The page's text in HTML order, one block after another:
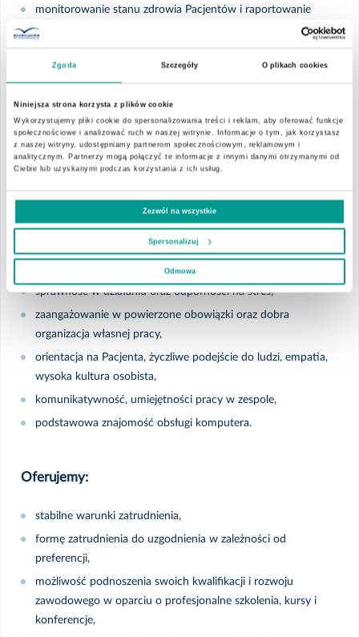
Zgoda Szczegóły O plikach cookies
Niniejsza strona korzysta z plików cookie
Wykorzystujemy pliki cookie do spersonalizowania treści i reklam, aby oferować funkcje
społecznościowe i analizować ruch w naszej witrynie. Informacje o tym, jak korzystasz
z naszej witryny, udostępniamy partnerom społecznościowym, reklamowym i
analitycznym. Partnerzy mogą połączyć te informacje z innymi danymi otrzymanymi od
Ciebie lub uzyskanymi podczas korzystania z ich usług.
Zezwól na wszystkie
Spersonalizuj
Odmowa
monitorowanie stanu zdrowia Pacjentów i raportowanie
wszelkich zmian lekarzowi,
zapewnienia Pacjentowi bezpieczeństwa oraz profesjonalnej
prowadzenie dokumentacji medycznej.
Oczekiwania:
aktualne prawo wykonywania zawodu,
wykształcenie wyższe kierunkowe: magister/licencjat
pielęgniarstwa lub tytuł pielęgniarki/ pielęgniarza
dyplomowanej/ dyplomowanego,
sprawność w działaniu oraz odporności na stres,
zaangażowanie w powierzone obowiązki oraz dobra
organizacja własnej pracy,
orientacja na Pacjenta, życzliwe podejście do ludzi, empatia,
wysoka kultura osobista,
komunikatywność, umiejętności pracy w zespole,
podstawowa znajomość obsługi komputera.
Oferujemy:
stabilne warunki zatrudnienia,
formę zatrudnienia do uzgodnienia w zależności od
preferencji,
możliwość podnoszenia swoich kwalifikacji i rozwoju
zawodowego w oparciu o profesjonalne szkolenia, kursy i
konferencje,